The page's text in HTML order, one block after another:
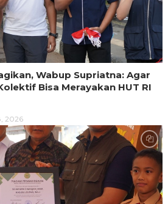
Wabup Supriatna: Agar
Bisa Merayakan HUT RI
2026